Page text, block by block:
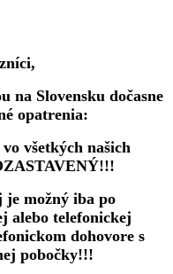
na Slovensku dočasne
opatrenia:
všetkých našich
možný iba po
alebo telefonickej
dohovore s
pobočky!!!